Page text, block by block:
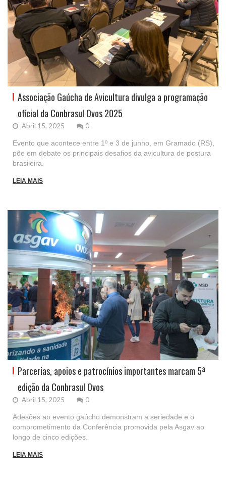
Associação Gaúcha de Avicultura divulga a programação
oficial da Conbrasul Ovos 2025
Abril 15, 2025 0
Evento que acontece entre 1º e 3 de junho, em Gramado (RS),
põe em debate os principais desafios da avicultura de postura
brasileira.
LEIA MAIS
Parcerias, apoios e patrocínios importantes marcam 5ª
edição da Conbrasul Ovos
Abril 15, 2025 0
Adesões ao evento gaúcho demonstram a seriedade e o
comprometimento da Conferência promovida pela Asgav ao
longo de cinco edições.
LEIA MAIS